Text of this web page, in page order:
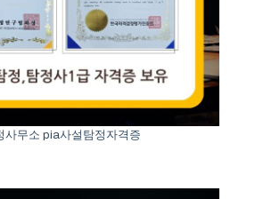
사무소 pia사설탐정자격증